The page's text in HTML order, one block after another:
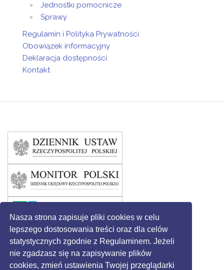
Nasza strona zapisuje pliki cookies w celu
lepszego dostosowania treści oraz dla celów
statystycznych zgodnie z Regulaminem. Jeżeli
nie zgadzasz się na zapisywanie plików
cookies, zmień ustawienia Twojej przeglądarki
Jednostki pomocnicze
Sprawy
Regulamin i Polityka Prywatności
Obowiązek informacyjny
Deklaracja dostępności
Kontakt